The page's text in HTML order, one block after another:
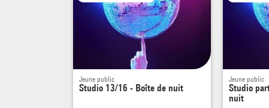
Jeune public
Studio 13/16 - Boîte de nuit
Jeune public
Studio
nuit